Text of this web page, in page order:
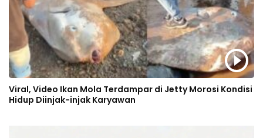
Viral, Video Ikan Mola Terdampar di Jetty Morosi Kondisi
Hidup Diinjak-injak Karyawan